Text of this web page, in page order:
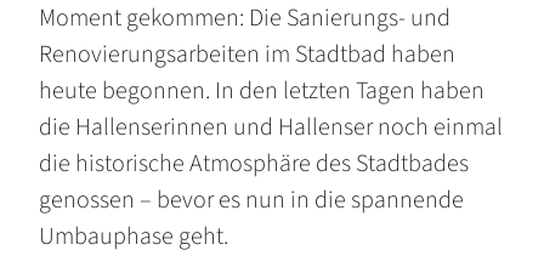
Moment gekommen: Die Sanierungs- und
Renovierungsarbeiten im Stadtbad haben
heute begonnen. In den letzten Tagen haben
die Hallenserinnen und Hallenser noch einmal
die historische Atmosphäre des Stadtbades
genossen – bevor es nun in die spannende
Umbauphase geht.